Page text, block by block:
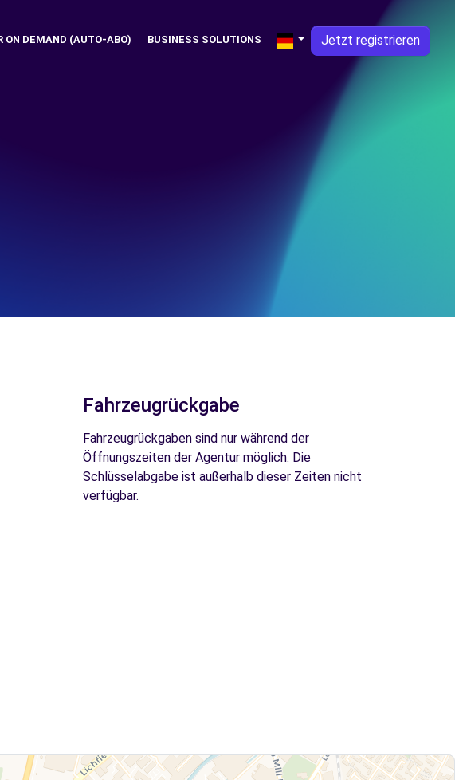
ON DEMAND (AUTO-ABO) BUSINESS SOLUTIONS Jetzt registrieren
Fahrzeugrückgabe
Fahrzeugrückgaben sind nur während der
Öffnungszeiten der Agentur möglich. Die
Schlüsselabgabe ist außerhalb dieser Zeiten nicht
verfügbar.